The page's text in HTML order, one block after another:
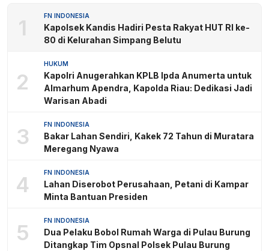
1 FN INDONESIA
Kapolsek Kandis Hadiri Pesta Rakyat HUT RI ke-
80 di Kelurahan Simpang Belutu
2
HUKUM
Kapolri Anugerahkan KPLB Ipda Anumerta untuk
Almarhum Apendra, Kapolda Riau: Dedikasi Jadi
Warisan Abadi
3 FN INDONESIA
Bakar Lahan Sendiri, Kakek 72 Tahun di Muratara
Meregang Nyawa
4 FN INDONESIA
Lahan Diserobot Perusahaan, Petani di Kampar
Minta Bantuan Presiden
5 FN INDONESIA
Dua Pelaku Bobol Rumah Warga di Pulau Burung
Ditangkap Tim Opsnal Polsek Pulau Burung